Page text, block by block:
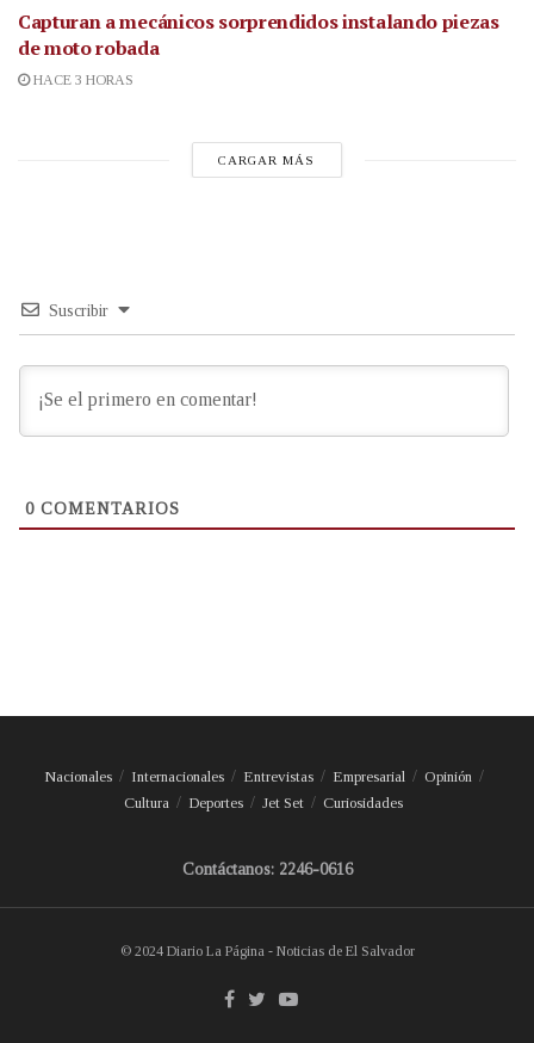
Capturan a mecánicos sorprendidos instalando piezas
de moto robada
HACE 3 HORAS
CARGAR MÁS
Suscribir
0 COMENTARIOS
Nacionales Internacionales Entrevistas Empresarial
Opinión
Cultura
Deportes Jet Set Curiosidades
Contáctanos: 2246-0616
© 2024 Diario La Página - Noticias de El Salvador